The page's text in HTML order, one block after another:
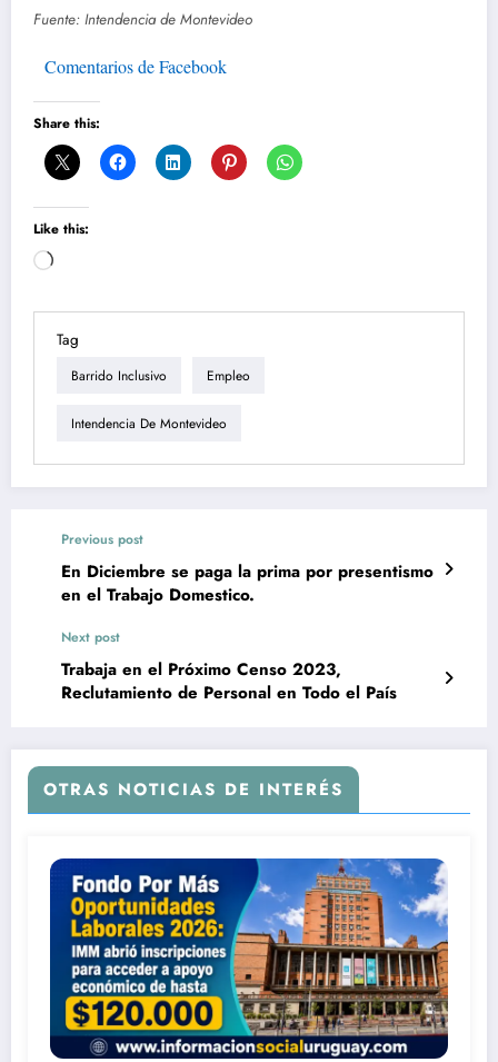
Fuente: Intendencia de Montevideo
Comentarios de Facebook
Share this:
Like this:
Loading…
Tag
Barrido Inclusivo Empleo
Intendencia De Montevideo
Previous post
En Diciembre se paga la prima por presentismo
en el Trabajo Domestico.
Next post
Trabaja en el Próximo Censo 2023,
Reclutamiento de Personal en Todo el País
OTRAS NOTICIAS DE INTERÉS